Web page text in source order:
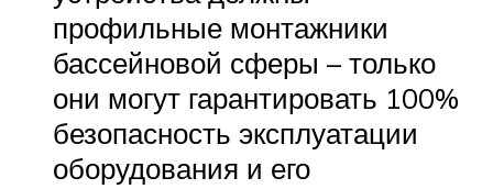
профильные монтажники
бассейновой сферы – только
они могут гарантировать 100%
безопасность эксплуатации
оборудования и его